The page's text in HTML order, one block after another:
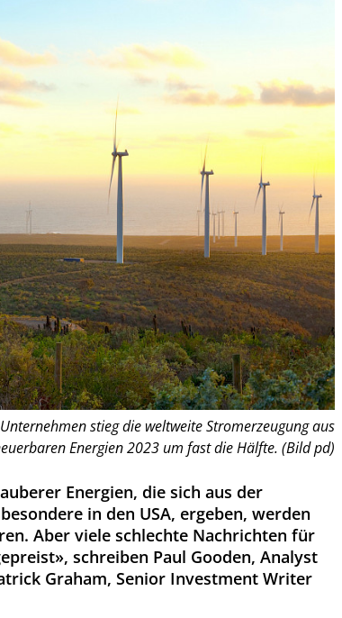
stieg die weltweite Stromerzeugung aus
Energien 2023 um fast die Hälfte. (Bild pd)
Energien, die sich aus der
in den USA, ergeben, werden
Aber viele schlechte Nachrichten für
schreiben Paul Gooden, Analyst
Graham, Senior Investment Writer